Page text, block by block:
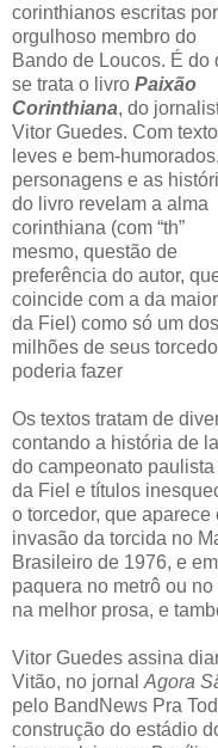
corinthianos escritas
orgulhoso membro do
Bando de Loucos. É do
se trata o livro Paixão
Corinthiana, do
Vitor Guedes. Com
leves e bem-
personagens e as
do livro revelam a alma
corinthiana (com “th”
mesmo, questão de
preferência do autor,
coincide com a da
da Fiel) como só um
milhões de seus
poderia fazer
Os textos tratam de
contando a história de
do campeonato
da Fiel e títulos
o torcedor, que
invasão da torcida no
Brasileiro de 1976, e
paquera no metrô ou
na melhor prosa, e
Vitor Guedes assina
Vitão, no jornal Agora
pelo BandNews Pra
construção do estádio